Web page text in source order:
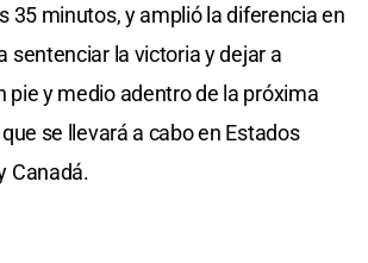
35 minutos, y amplió la diferencia en
sentenciar la victoria y dejar a
pie y medio adentro de la próxima
se llevará a cabo en Estados
Canadá.